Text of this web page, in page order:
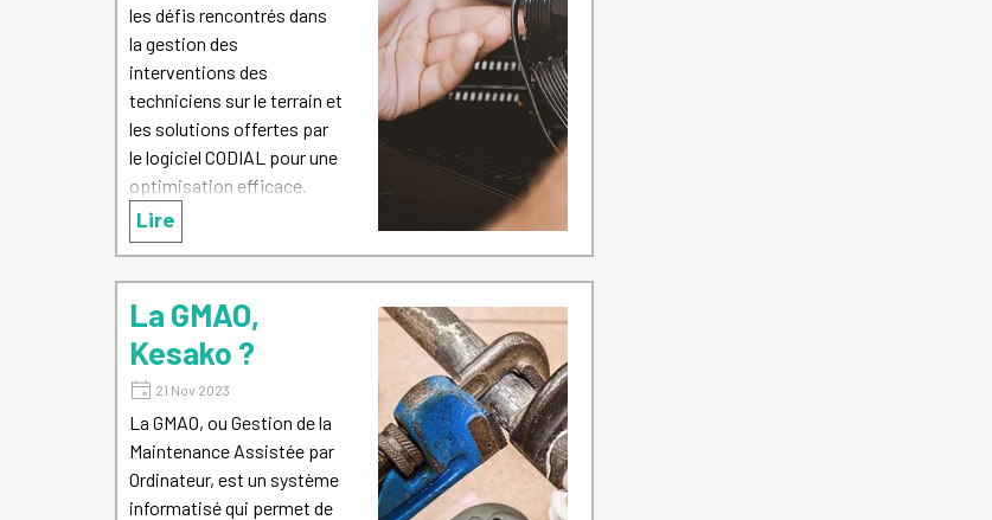
les défis rencontrés dans
la gestion des
interventions des
techniciens sur le terrain et
les solutions offertes par
le logiciel CODIAL pour une
optimisation efficace.
Lire
La GMAO,
Kesako ?
21 Nov 2023
La GMAO, ou Gestion de la
Maintenance Assistée par
Ordinateur, est un système
informatisé qui permet de